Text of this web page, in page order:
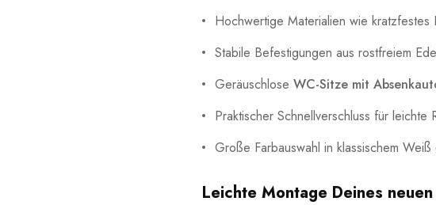
Hochwertige Materialien wie kratzfestes
Stabile Befestigungen aus rostfreiem
Geräuschlose WC-Sitze mit
Praktischer Schnellverschluss für leichte
Große Farbauswahl in klassischem
Leichte Montage Deines